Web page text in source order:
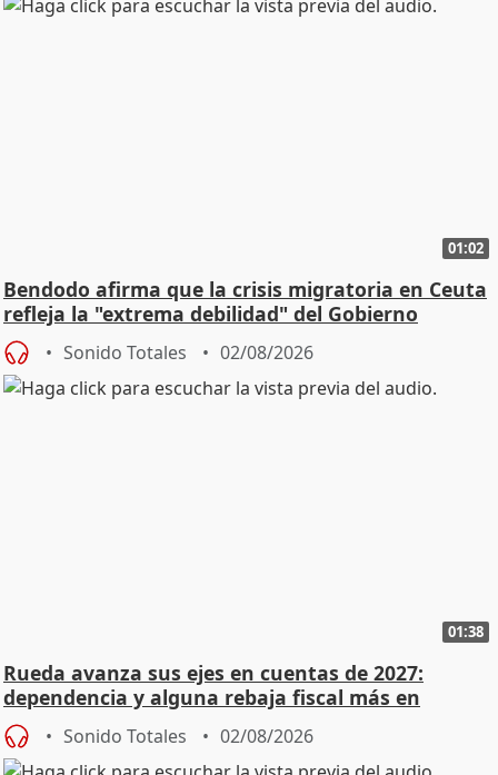
01:02
Bendodo afirma que la crisis migratoria en Ceuta
refleja la "extrema debilidad" del Gobierno
Sonido Totales 02/08/2026
01:38
Rueda avanza sus ejes en cuentas de 2027:
dependencia y alguna rebaja fiscal más en
vivienda
Sonido Totales 02/08/2026